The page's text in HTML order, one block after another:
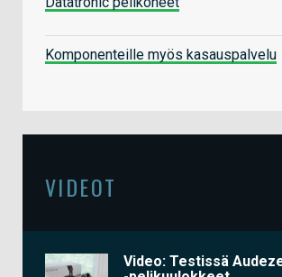
Komponenteille myös kasauspalvelu
VIDEOT
Video: Testissä